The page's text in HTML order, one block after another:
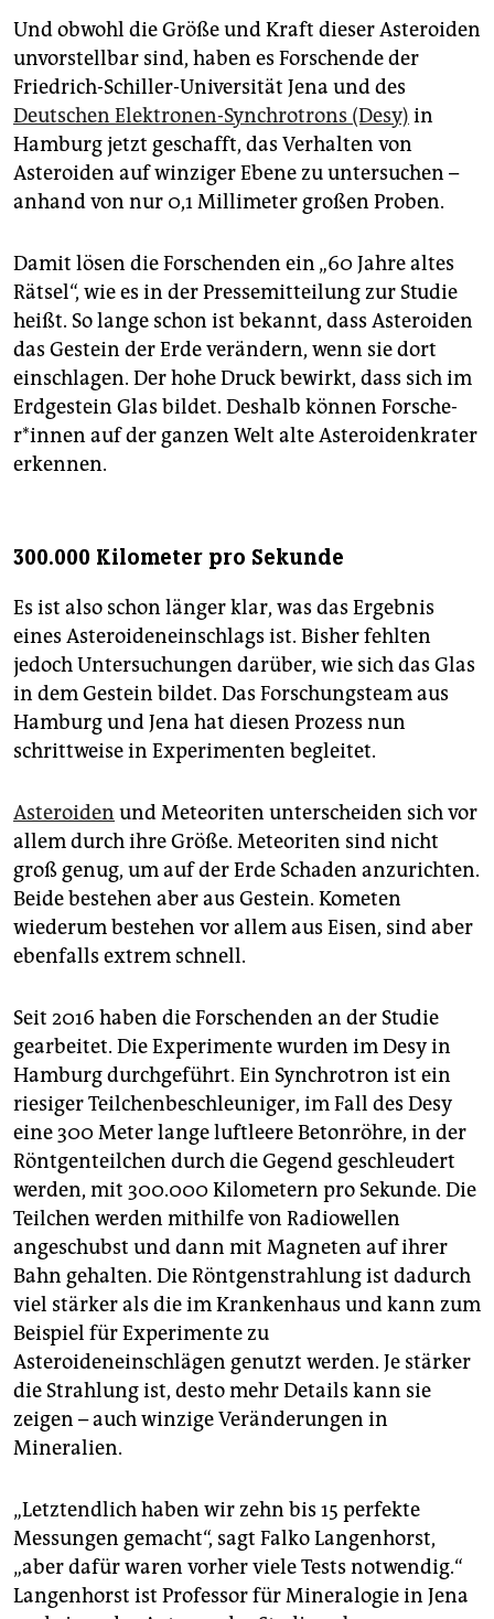
Und obwohl die Größe und Kraft dieser Asteroiden
unvorstellbar sind, haben es Forschende der
Friedrich-Schiller-Universität Jena und des
Deutschen Elektronen-Synchrotrons (Desy) in
Hamburg jetzt geschafft, das Verhalten von
Asteroiden auf winziger Ebene zu untersuchen –
anhand von nur 0,1 Millimeter großen Proben.
Damit lösen die Forschenden ein „60 Jahre altes
Rätsel“, wie es in der Pressemitteilung zur Studie
heißt. So lange schon ist bekannt, dass Asteroiden
das Gestein der Erde verändern, wenn sie dort
einschlagen. Der hohe Druck bewirkt, dass sich im
Erdgestein Glas bildet. Deshalb können For­sche­
r*in­nen auf der ganzen Welt alte Asteroidenkrater
erkennen.
300.000 Kilometer pro Sekunde
Es ist also schon länger klar, was das Ergebnis
eines Asteroideneinschlags ist. Bisher fehlten
jedoch Untersuchungen darüber, wie sich das Glas
in dem Gestein bildet. Das Forschungsteam aus
Hamburg und Jena hat diesen Prozess nun
schrittweise in Experimenten begleitet.
Asteroiden und Meteoriten unterscheiden sich vor
allem durch ihre Größe. Meteoriten sind nicht
groß genug, um auf der Erde Schaden anzurichten.
Beide bestehen aber aus Gestein. Kometen
wiederum bestehen vor allem aus Eisen, sind aber
ebenfalls extrem schnell.
Seit 2016 haben die Forschenden an der Studie
gearbeitet. Die Experimente wurden im Desy in
Hamburg durchgeführt. Ein Synchrotron ist ein
riesiger Teilchenbeschleuniger, im Fall des Desy
eine 300 Meter lange luftleere Betonröhre, in der
Röntgenteilchen durch die Gegend geschleudert
werden, mit 300.000 Kilometern pro Sekunde. Die
Teilchen werden mithilfe von Radiowellen
angeschubst und dann mit Magneten auf ihrer
Bahn gehalten. Die Röntgenstrahlung ist dadurch
viel stärker als die im Krankenhaus und kann zum
Beispiel für Experimente zu
Asteroideneinschlägen genutzt werden. Je stärker
die Strahlung ist, desto mehr Details kann sie
zeigen – auch winzige Veränderungen in
Mineralien.
„Letztendlich haben wir zehn bis 15 perfekte
Messungen gemacht“, sagt Falko Langenhorst,
„aber dafür waren vorher viele Tests notwendig.“
Langenhorst ist Professor für Mineralogie in Jena